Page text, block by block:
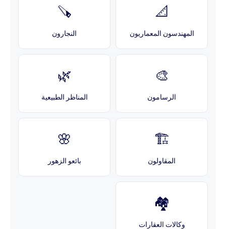
📐
المهندسون المعماريون
🪚
النجارون
🎨
الرسامون
🌿
المناظر الطبيعية
🏗️
المقاولون
🌸
بائعو الزهور
🏘️
وكالات العقارات